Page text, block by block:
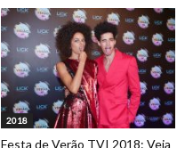
2018
Festa de Verão TVI 2018: Veja